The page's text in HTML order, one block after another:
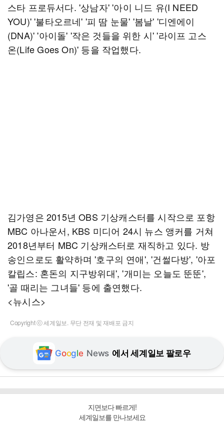
스타 프로듀서다. '상남자' '아이 니드 유(I NEED
YOU)' '불타오르네' '피 땀 눈물' '봄날' '디엔에이
(DNA)' '아이돌' '작은 것들을 위한 시' '라이프 고스
온(Life Goes On)' 등을 작업했다.
김가영은 2015년 OBS 기상캐스터를 시작으로 포항
MBC 아나운서, KBS 미디어 24시 뉴스 앵커를 거쳐
2018년부터 MBC 기상캐스터로 재직하고 있다. 방
송인으로도 활약하며 '호구의 연애', '건썰다방', '아포
칼립스: 혼돈의 지구방위대', '개미는 오늘도 뚠뚠',
'골 때리는 그녀들' 등에 출연했다.
<뉴시스>
Copyright ⓒ 세계일보. 무단 전재 및 재배포 금지
Google News 에서 세계일보 팔로우
지면보다 빠르게!
세계일보를 만나보세요